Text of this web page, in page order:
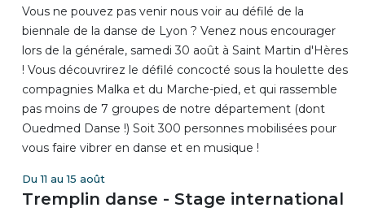
Vous ne pouvez pas venir nous voir au défilé de la
biennale de la danse de Lyon ? Venez nous encourager
lors de la générale, samedi 30 août à Saint Martin d'Hères
! Vous découvrirez le défilé concocté sous la houlette des
compagnies Malka et du Marche-pied, et qui rassemble
pas moins de 7 groupes de notre département (dont
Ouedmed Danse !) Soit 300 personnes mobilisées pour
vous faire vibrer en danse et en musique !
Du 11 au 15 août
Tremplin danse - Stage international